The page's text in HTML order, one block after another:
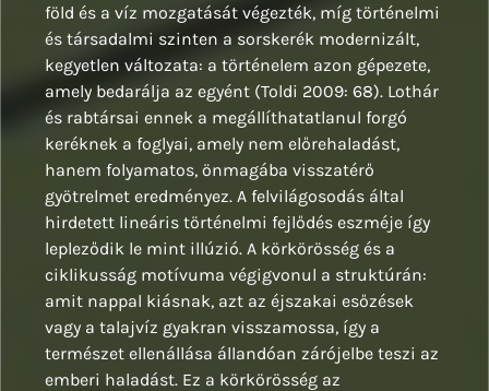
föld és a víz mozgatását végezték, míg történelmi
és társadalmi szinten a sorskerék modernizált,
kegyetlen változata: a történelem azon gépezete,
amely bedarálja az egyént (Toldi 2009: 68). Lothár
és rabtársai ennek a megállíthatatlanul forgó
keréknek a foglyai, amely nem előrehaladást,
hanem folyamatos, önmagába visszatérő
gyötrelmet eredményez. A felvilágosodás által
hirdetett lineáris történelmi fejlődés eszméje így
lepleződik le mint illúzió. A körkörösség és a
ciklikusság motívuma végigvonul a struktúrán:
amit nappal kiásnak, azt az éjszakai esőzések
vagy a talajvíz gyakran visszamossa, így a
természet ellenállása állandóan zárójelbe teszi az
emberi haladást. Ez a körkörösség az